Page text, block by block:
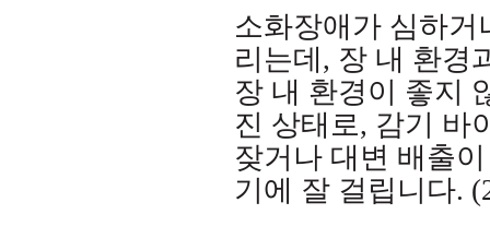
소화장애가 심하
리는데 , 장 내 환경
장 내 환경이 좋지
진 상태로, 감기 바
잦거나 대변 배출
기에 잘 걸립니다.